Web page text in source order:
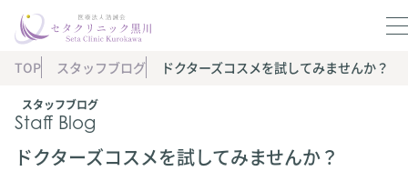
スタッフブログ
Staff Blog
TOP スタッフブログ ドクターズコスメを試してみませんか？
ドクターズコスメを試してみませんか？